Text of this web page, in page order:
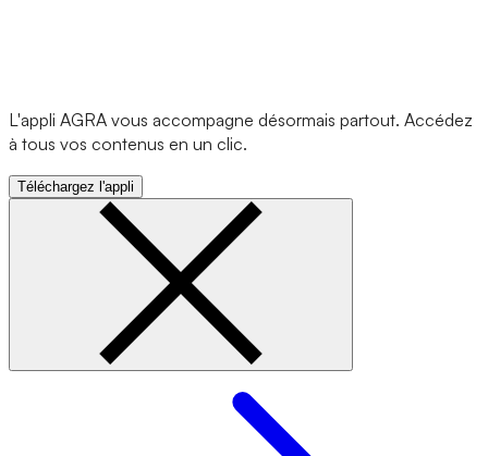
L'appli AGRA vous accompagne désormais partout. Accédez
à tous vos contenus en un clic.
Téléchargez l'appli